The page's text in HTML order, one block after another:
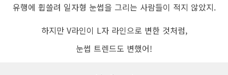
유행에 휩쓸려 일자형 눈썹을 그리는 사람들이 적지 않았지.
하지만 V라인이 L자 라인으로 변한 것처럼,
눈썹 트렌드도 변했어!